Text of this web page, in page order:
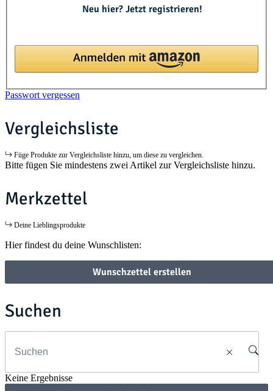
Neu hier? Jetzt registrieren!
Passwort vergessen
Vergleichsliste
Füge Produkte zur Vergleichsliste hinzu, um diese zu vergleichen.
Bitte fügen Sie mindestens zwei Artikel zur Vergleichsliste hinzu.
Merkzettel
Deine Lieblingsprodukte
Hier findest du deine Wunschlisten:
Wunschzettel erstellen
Suchen
Keine Ergebnisse